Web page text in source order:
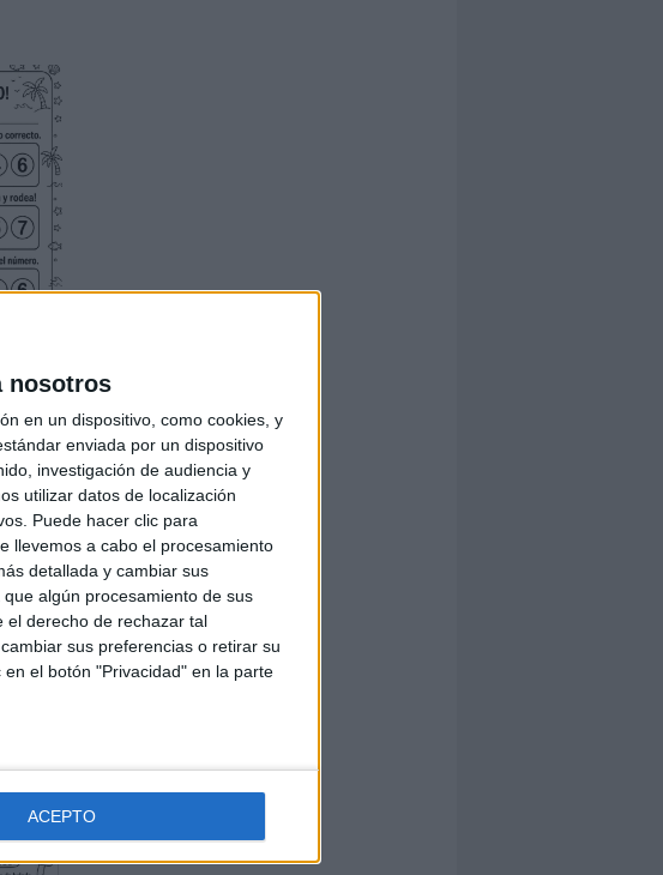
nosotros
en un dispositivo, como cookies, y
enviada por un dispositivo
investigación de audiencia y
utilizar datos de localización
Puede hacer clic para
llevemos a cabo el procesamiento
detallada y cambiar sus
algún procesamiento de sus
el derecho de rechazar tal
sus preferencias o retirar su
el botón "Privacidad" en la parte
ACEPTO